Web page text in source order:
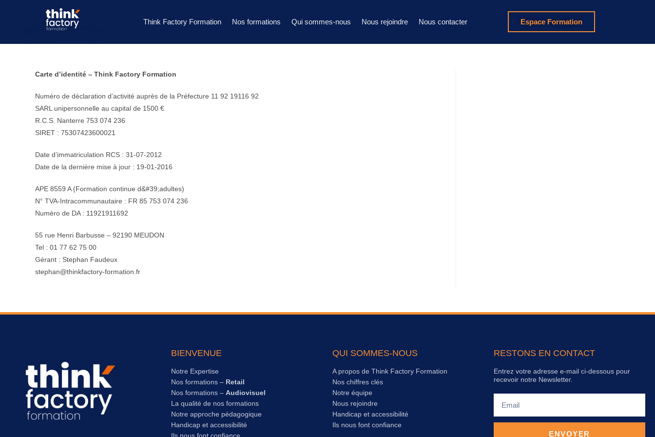
Think Factory Formation Nos formations Qui sommes-nous Nous rejoindre Nous contacter Espace Formation
Carte d’identité – Think Factory Formation
Numéro de déclaration d’activité auprès de la Préfecture 11 92 19116 92
SARL unipersonnelle au capital de 1500 €
R.C.S. Nanterre 753 074 236
SIRET : 75307423600021
Date d’immatriculation RCS : 31-07-2012
Date de la dernière mise à jour : 19-01-2016
APE 8559 A (Formation continue d&#39;adultes)
N° TVA-Intracommunautaire : FR 85 753 074 236
Numéro de DA : 11921911692
55 rue Henri Barbusse – 92190 MEUDON
Tel : 01 77 62 75 00
Gérant : Stephan Faudeux
stephan@thinkfactory-formation.fr
BIENVENUE
Notre Expertise
Nos formations – Retail
Nos formations – Audiovisuel
La qualité de nos formations
Notre approche pédagogique
Handicap et accessibilité
QUI SOMMES-NOUS
A propos de Think Factory Formation
Nos chiffres clés
Notre équipe
Nous rejoindre
Handicap et accessibilité
Ils nous font confiance
RESTONS EN CONTACT
Entrez votre adresse e-mail ci-dessous pour
recevoir notre Newsletter.
ENVOYER